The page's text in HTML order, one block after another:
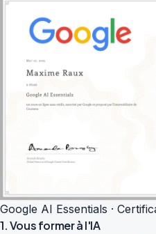
Google AI Essentials ·
1. Vous former à l'IA